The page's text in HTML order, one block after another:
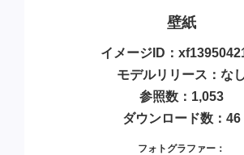
壁紙
イメージID：
モデルリリース：なし
参照数：1,053
ダウンロード数：46
フォトグラファー：